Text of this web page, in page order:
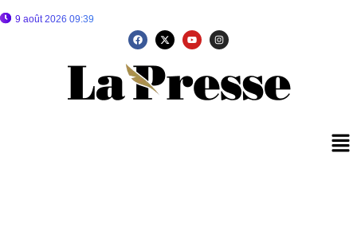
9 août 2026 09:39